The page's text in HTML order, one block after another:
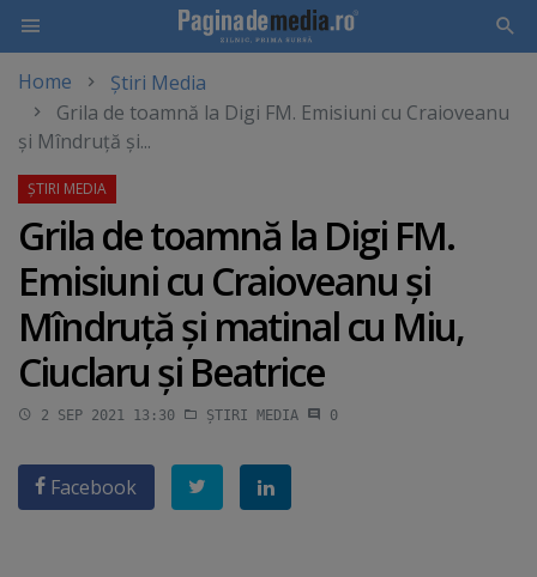
main
content
Home
Știri Media
Grila de toamnă la Digi FM. Emisiuni cu Craioveanu
şi Mîndruţă şi...
Grila de toamnă la Digi FM.
Emisiuni cu Craioveanu şi
Mîndruţă şi matinal cu Miu,
Ciuclaru şi Beatrice
2 SEP 2021 13:30 ȘTIRI MEDIA 0
Facebook